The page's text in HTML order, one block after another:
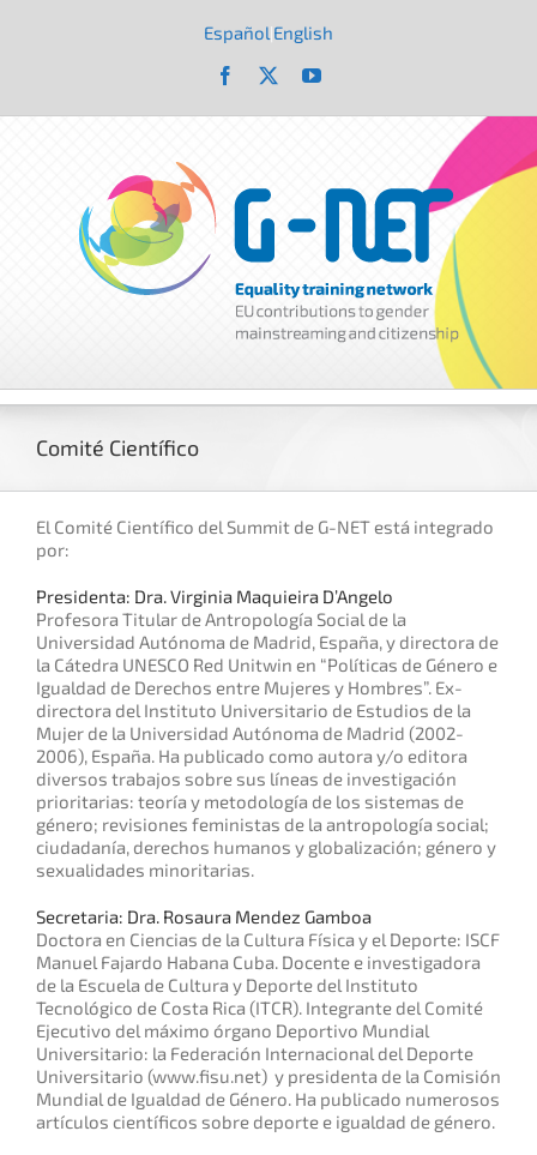
Español|English
Facebook YouTube
Comité Científico
El Comité Científico del Summit de G-NET está integrado
por:
Presidenta: Dra. Virginia Maquieira D’Angelo
Profesora Titular de Antropología Social de la
Universidad Autónoma de Madrid, España, y directora de
la Cátedra UNESCO Red Unitwin en “Políticas de Género e
Igualdad de Derechos entre Mujeres y Hombres”. Ex-
directora del Instituto Universitario de Estudios de la
Mujer de la Universidad Autónoma de Madrid (2002-
2006), España. Ha publicado como autora y/o editora
diversos trabajos sobre sus líneas de investigación
prioritarias: teoría y metodología de los sistemas de
género; revisiones feministas de la antropología social;
ciudadanía, derechos humanos y globalización; género y
sexualidades minoritarias.
Secretaria: Dra. Rosaura Mendez Gamboa
Doctora en Ciencias de la Cultura Física y el Deporte: ISCF
Manuel Fajardo Habana Cuba. Docente e investigadora
de la Escuela de Cultura y Deporte del Instituto
Tecnológico de Costa Rica (ITCR). Integrante del Comité
Ejecutivo del máximo órgano Deportivo Mundial
Universitario: la Federación Internacional del Deporte
Universitario (www.fisu.net) y presidenta de la Comisión
Mundial de Igualdad de Género. Ha publicado numerosos
artículos científicos sobre deporte e igualdad de género.